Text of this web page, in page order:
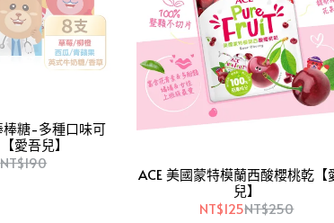
棒糖-多種口味可
愛吾兒】
NT$190
ACE 美國蒙特模蘭西酸櫻桃乾【
兒】
NT$125NT$250